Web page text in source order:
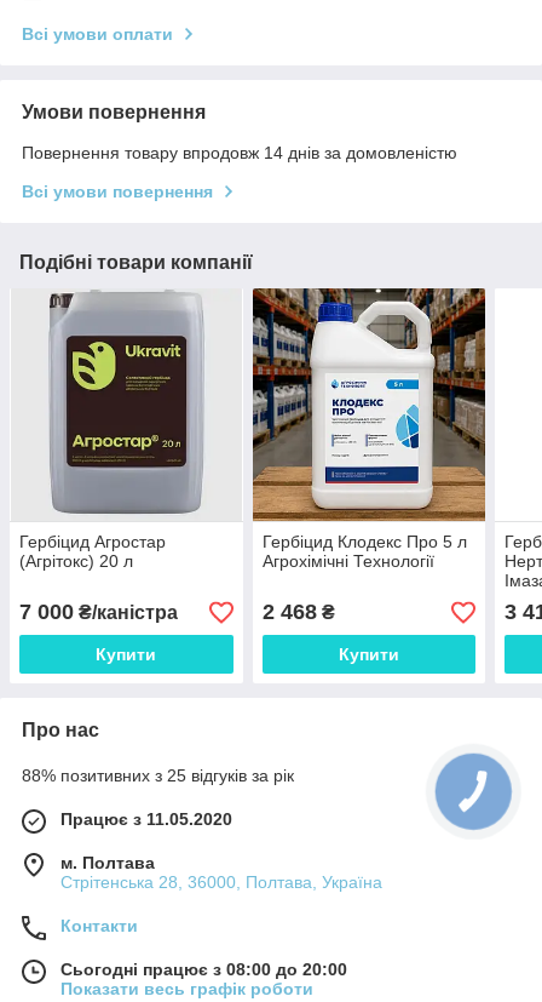
Всі умови оплати
Умови повернення
Повернення товару впродовж 14 днів за домовленістю
Всі умови повернення
Подібні товари компанії
Гербіцид Агростар
(Агрітокс) 20 л
7 000 ₴/каністра
Купити
Гербіцид Клодекс Про 5 л
Агрохімічні Технології
2 468₴
Купити
3
Про нас
88% позитивних з 25 відгуків за рік
Працює з 11.05.2020
м. Полтава
Стрітенська 28, 36000, Полтава, Україна
Контакти
Сьогодні працює з 08:00 до 20:00
Показати весь графік роботи